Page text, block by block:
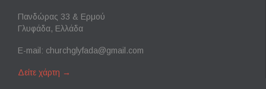
Πανδώρας 33 & Ερμού
Γλυφάδα, Ελλάδα
E-mail: churchglyfada@gmail.com
Δείτε χάρτη →